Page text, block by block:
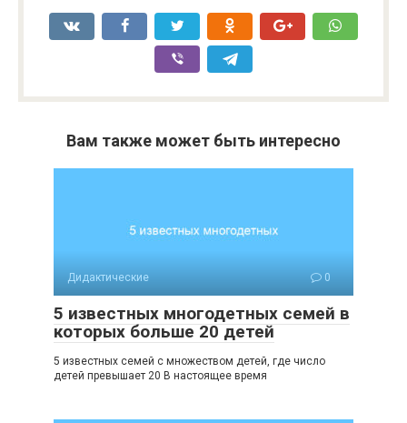
Вам также может быть интересно
Дидактические 0
5 известных многодетных семей в
которых больше 20 детей
5 известных семей с множеством детей, где число
детей превышает 20 В настоящее время